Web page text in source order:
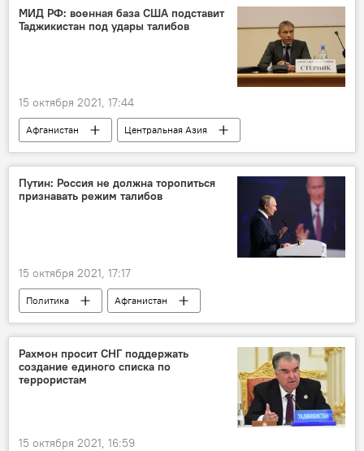
МИД РФ: военная база США подставит
Таджикистан под удары талибов
15 октября 2021, 17:44
Афганистан
Центральная Азия
США
Таджикистан талибы
Путин: Россия не должна торопиться
признавать режим талибов
15 октября 2021, 17:17
Политика
Афганистан
Владимир Путин
талибы
Россия
Правительство России
Рахмон просит СНГ поддержать
создание единого списка по
террористам
15 октября 2021, 16:59